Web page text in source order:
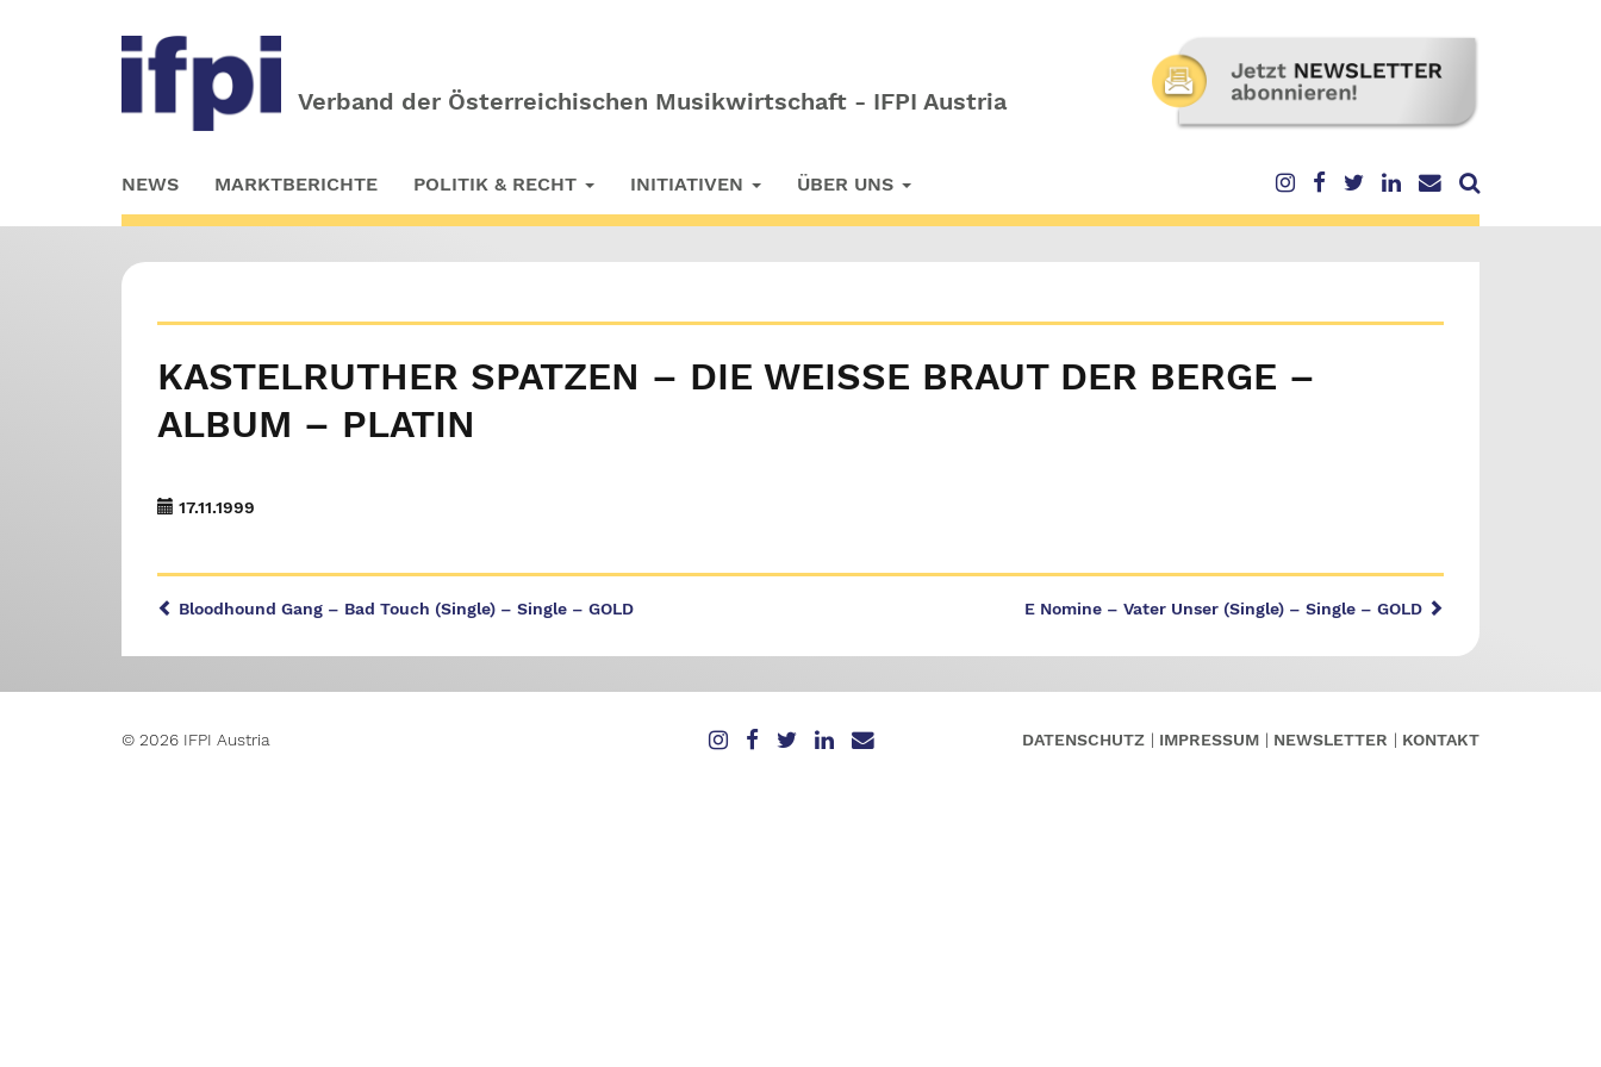
Verband der Österreichischen Musikwirtschaft - IFPI Austria
to
main
NEWS MARKTBERICHTE POLITIK & RECHT INITIATIVEN ÜBER UNS
KASTELRUTHER SPATZEN – DIE WEISSE BRAUT DER BERGE – A
LBUM – PLATIN
17.11.1999
E Nomine – Vater Unser (Single) – Single – GOLD
Bloodhound Gang – Bad Touch (Single) – Single – GOLD
© 2026 IFPI Austria DATENSCHUTZ IMPRESSUM NEWSLETTER KONTAKT